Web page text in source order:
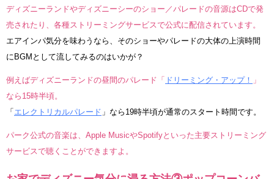
ディズニーランドやディズニーシーのショー／パレードの音源はCDで発
売されたり、各種ストリーミングサービスで公式に配信されています。
エアインパ気分を味わうなら、そのショーやパレードの大体の上演時間
にBGMとして流してみるのはいかが？
例えばディズニーランドの昼間のパレード「 ドリーミング・アップ！ 」
なら15時半頃。
「 エレクトリカルパレード 」なら19時半頃が通常のスタート時間です。
パーク公式の音楽は、Apple MusicやSpotifyといった主要ストリーミング
サービスで聴くことができますよ。